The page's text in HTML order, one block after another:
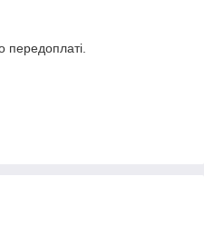
передоплаті.